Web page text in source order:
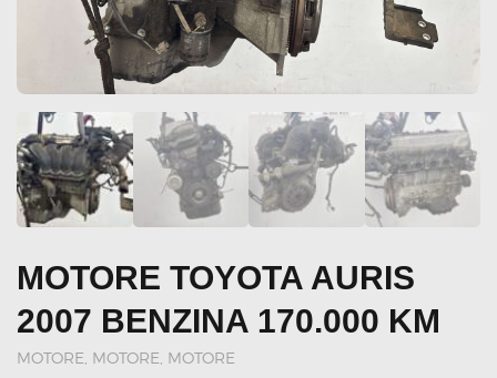
MOTORE TOYOTA AURIS
2007 BENZINA 170.000 KM
MOTORE MOTORE, MOTORE